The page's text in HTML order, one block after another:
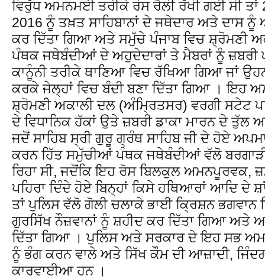
ਵਿਰੁੱਧ ਅਮਨਮਈ ਤਰੀਕੇ ਰੋਸ ਰੈਲੀ ਰੱਖੀ ਗਈ ਸੀ ਤਾਂ
2016 ਨੂੰ ਤਖ਼ਤ ਸਾਹਿਬਾਨਾਂ ਦੇ ਜਥੇਦਾਰ ਅਤੇ ਦਾਸ
ਕਰ ਦਿੱਤਾ ਗਿਆ ਅਤੇ ਸਮੁੱਚੇ ਪੰਜਾਬ ਵਿਚ ਸ਼੍ਰੋਮਣੀ
ਪੰਥਕ ਜਥੇਬੰਦੀਆਂ ਦੇ ਅਹੁਦੇਦਾਰਾਂ ਤੇ ਮੈਬਰਾਂ ਨੂੰ ਜ਼ਬਰੀ
ਕਾਨੂੰਨੀ ਤਰੀਕੇ ਥਾਣਿਆ ਵਿਚ ਰੱਖਿਆ ਗਿਆ ਜਾਂ
ਕਰਕੇ ਜੇਲ੍ਹਾਂ ਵਿਚ ਬੰਦੀ ਬਣਾ ਦਿੱਤਾ ਗਿਆ । ਇਹ
ਸ਼੍ਰੋਮਣੀ ਅਕਾਲੀ ਦਲ (ਅੰਮ੍ਰਿਤਸਰ) ਵਰਗੀ ਸਟੇਟ
ਦੇ ਵਿਧਾਨਿਕ ਹੱਕਾਂ ਉਤੇ ਜ਼ਬਰੀ ਡਾਕਾ ਮਾਰਨ ਦੇ
ਜਦੋਂ ਸਾਹਿਬ ਸ੍ਰੀ ਗੁਰੂ ਗ੍ਰੰਥ ਸਾਹਿਬ ਜੀ ਦੇ ਹੋਏ
ਕਰਨ ਹਿੱਤ ਸਮੁੱਚੀਆਂ ਪੰਥਕ ਜਥੇਬੰਦੀਆਂ ਵੱਲੋ ਬਰਗਾੜੀ
ਰਿਹਾ ਸੀ, ਜਦੋਂਕਿ ਇਹ ਰੋਸ ਬਿਲਕੁਲ ਅਮਨਪੂਰਵਕ,
ਪਹਿਰਾ ਦਿੰਦੇ ਹੋਏ ਬਿਨ੍ਹਾਂ ਕਿਸੇ ਹਥਿਆਰਾਂ ਆਦਿ ਦੇ
ਤਾਂ ਪੁਲਿਸ ਵੱਲੋ ਗੋਲੀ ਚਲਾਕੇ ਭਾਈ ਕ੍ਰਿਸ਼ਨ ਭਗਵਾਨ
ਗੁਰਸਿੱਖ ਨੌਜ਼ਵਾਨਾਂ ਨੂੰ ਸ਼ਹੀਦ ਕਰ ਦਿੱਤਾ ਗਿਆ ਅਤੇ
ਦਿੱਤਾ ਗਿਆ । ਪੁਲਿਸ ਅਤੇ ਸਰਕਾਰ ਦੇ ਇਹ ਸਭ
ਨੂੰ ਭੰਗ ਕਰਨ ਵਾਲੇ ਅਤੇ ਸਿੱਖ ਕੌਮ ਦੀ ਆਜ਼ਾਦੀ,
ਕਾਰਵਾਈਆ ਹਨ ।